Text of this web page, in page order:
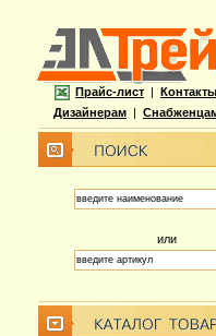
Прайс-лист | Контакты
Дизайнерам |
или